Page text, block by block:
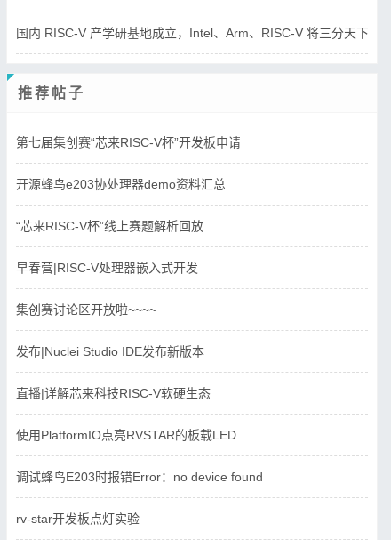
国内 RISC-V 产学研基地成立，Intel、Arm、RISC-V 将三分天下？
推荐帖子
第七届集创赛“芯来RISC-V杯”开发板申请
开源蜂鸟e203协处理器demo资料汇总
“芯来RISC-V杯”线上赛题解析回放
早春营|RISC-V处理器嵌入式开发
集创赛讨论区开放啦~~~~
发布|Nuclei Studio IDE发布新版本
直播|详解芯来科技RISC-V软硬生态
使用PlatformIO点亮RVSTAR的板载LED
调试蜂鸟E203时报错Error：no device found
rv-star开发板点灯实验